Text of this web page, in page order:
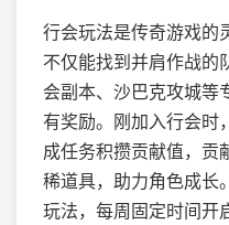
行会玩法是传奇游戏的
不仅能找到并肩作战的
会副本、沙巴克攻城等
有奖励。刚加入行会时
成任务积攒贡献值，贡
稀道具，助力角色成长
玩法，每周固定时间开